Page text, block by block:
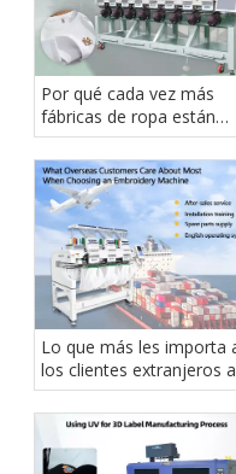
Por qué cada vez más
fábricas de ropa están
cambiando a máquinas
bordar de cabezales
múltiples
Lo que más les importa
los clientes extranjeros
elegir una máquina de
bordar